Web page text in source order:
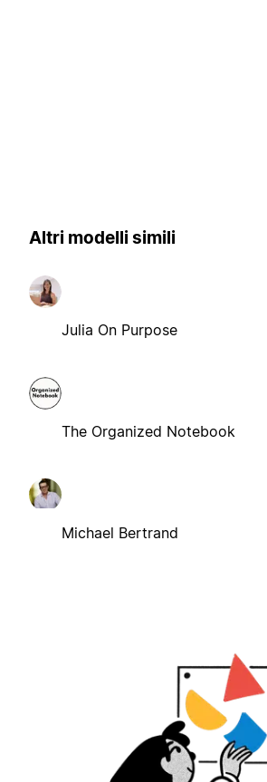
Altri modelli simili
Julia On Purpose
The Organized Notebook
Michael Bertrand